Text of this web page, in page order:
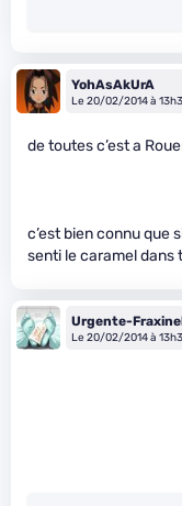
YohAsAkUrA
Le 20/02/2014 à
de toutes c’est a
c’est bien connu que
senti le caramel dans
Urgente-
Le 20/02/2014 à